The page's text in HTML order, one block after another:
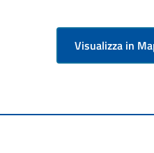
Visualizza in